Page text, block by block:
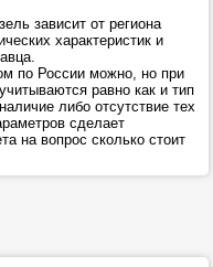
зависит от региона
характеристик и
по России можно, но при
равно как и тип
либо отсутствие тех
сделает
на вопрос сколько стоит